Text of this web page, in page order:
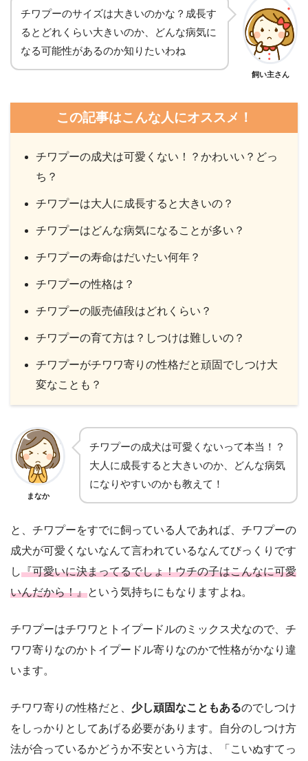
チワプーのサイズは大きいのかな？成長す
るとどれくらい大きいのか、どんな病気に
なる可能性があるのか知りたいわね
飼い主さん
この記事はこんな人にオススメ！
チワプーの成犬は可愛くない！？かわいい？どっ
ち？
チワプーは大人に成長すると大きいの？
チワプーはどんな病気になることが多い？
チワプーの寿命はだいたい何年？
チワプーの性格は？
チワプーの販売値段はどれくらい？
チワプーの育て方は？しつけは難しいの？
チワプーがチワワ寄りの性格だと頑固でしつけ大
変なことも？
まなか
チワプーの成犬は可愛くないって本当！？
大人に成長すると大きいのか、どんな病気
になりやすいのかも教えて！
と、チワプーをすでに飼っている人であれば、チワプーの
成犬が可愛くないなんて言われているなんてびっくりです
し『可愛いに決まってるでしょ！ウチの子はこんなに可愛
いんだから！』という気持ちにもなりますよね。
チワプーはチワワとトイプードルのミックス犬なので、チ
ワワ寄りなのかトイプードル寄りなのかで性格がかなり違
います。
チワワ寄りの性格だと、 少し頑固なこともあるのでしつけ
をしっかりとしてあげる必要があります。自分のしつけ方
法が合っているかどうか不安という方は、「こいぬすてっ